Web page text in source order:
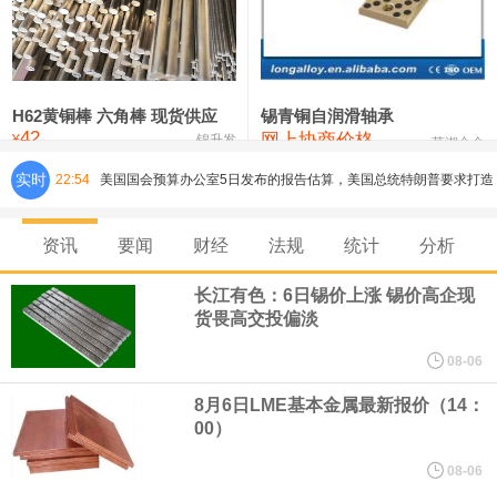
铸造铝合金锭(ZLD104) 24,100—24,300 24,200
压铸锌合金锭 26,250—26,450
氯化镍 38,300—40,300 39,300 0
H62黄铜棒 六角棒 现货供应
¥42 锦升发
锡青铜自润滑轴承
网上协商价格 芜湖合金
实时 22:54 美国国会预算办公室5日发布的报告估算，美国总统特朗普要求打造
的海军全新核动力“黄金舰队”可能需要在今后数十年间支出约2750
亿美元。其中，首艘“特朗普级”战列舰“无畏”号预估造价比原来至少
高50%。
芝加哥期权交易所全球市场公司（CBOE GLOBAL MARKETS
INC）：CBOE 欧洲清算所将于 8 月 24 日起，将证券融资交易清算
资讯 要闻 财经 法规 统计 分析
长江有色：6日锡价上涨 锡价高企现
货畏高交投偏淡
08-06
8月6日LME基本金属最新报价（14：
00）
08-06